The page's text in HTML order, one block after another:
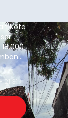
Kota